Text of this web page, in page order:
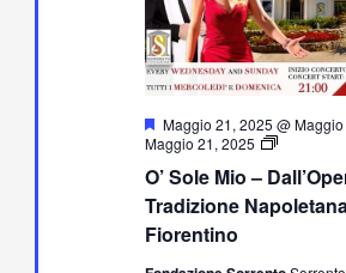
O’ Sole Mio –
Tradizione
Fiorentino
Segnalati
Maggio 21, 2025 @
Maggio 21, 2025
O’
Mio
–
Dall’Opera